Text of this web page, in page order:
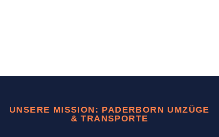
UNSERE MISSION: PADERBORN UMZÜGE
& TRANSPORTE